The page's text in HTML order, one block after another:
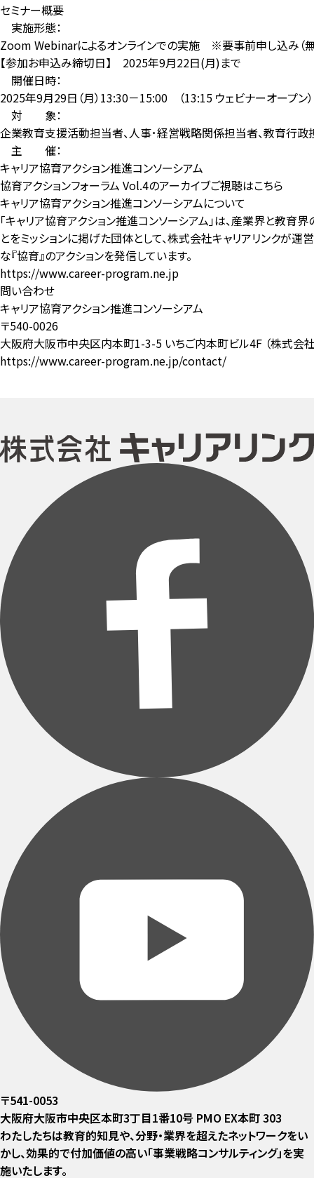
セミナー概要
実施形態：
Zoom Webinarによるオンラインでの実施 ※要事前申し込み（
【参加お申込み締切日】 2025年9月22日(月)まで
開催日時：
2025年9月29日（月）13:30－15:00 （13:15 ウェビナーオープン）
対 象：
企業教育支援活動担当者、人事･経営戦略関係担当者、教育行政
主 催：
キャリア協育アクション推進コンソーシアム
協育アクションフォーラム Vol.4のアーカイブご視聴はこちら
キャリア協育アクション推進コンソーシアムについて
「キャリア協育アクション推進コンソーシアム」は、産業界と教
とをミッションに掲げた団体として、株式会社キャリアリンクが運
な『協育』のアクションを発信しています。
https://www.career-program.ne.jp
問い合わせ
キャリア協育アクション推進コンソーシアム
〒540-0026
大阪府大阪市中央区内本町1-3-5 いちご内本町ビル4F （株式会社
https://www.career-program.ne.jp/contact/
〒541-0053
大阪府大阪市中央区本町3丁目1番10号 PMO EX本町 303
わたしたちは教育的知見や、分野・業界を超えたネットワークをい
かし、効果的で付加価値の高い「事業戦略コンサルティング」を実
施いたします。